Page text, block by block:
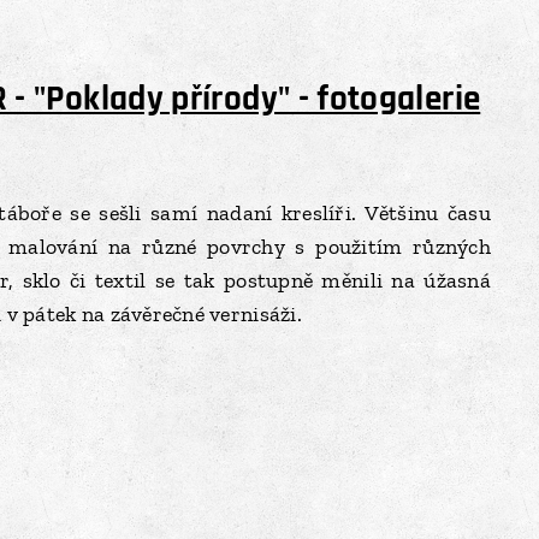
- "Poklady přírody" - fotogalerie
se sešli samí nadaní kreslíři. Většinu času
na různé povrchy s použitím různých
sklo či textil se tak postupně měnili na úžasná
pátek na závěrečné vernisáži.